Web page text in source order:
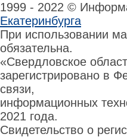
1999 - 2022 ©
Екатеринбурга
При использовании
обязательна.
«Свердловское
зарегистрировано в
связи,
информационных
2021 года.
Свидетельство о